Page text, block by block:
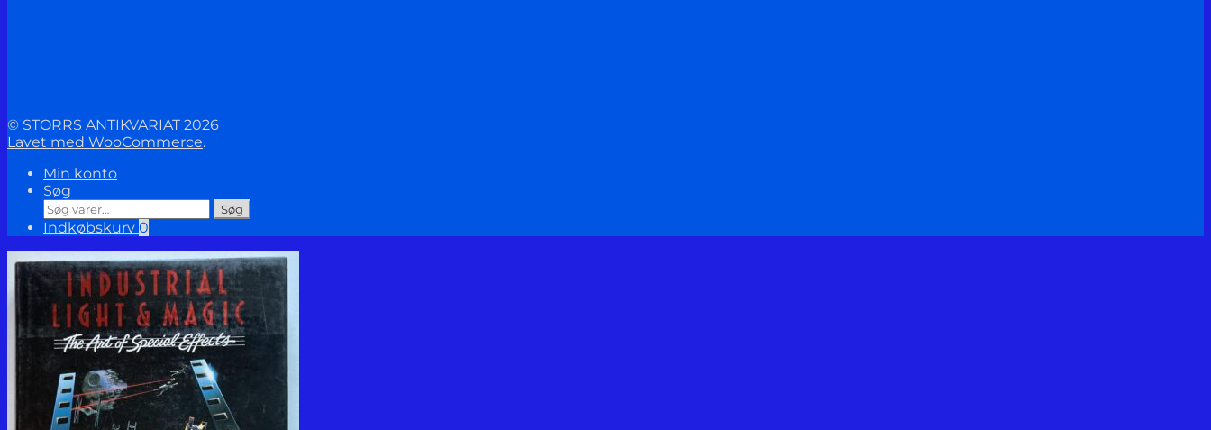
© STORRS ANTIKVARIAT 2026
Lavet med WooCommerce.
Min konto
Søg
Søg
efter:
Søg
Indkøbskurv 0